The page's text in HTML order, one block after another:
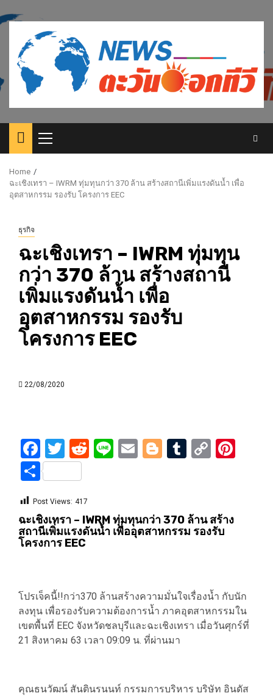
to
content
Primary
Menu
Home
ฉะเชิงเทรา – IWRM ทุ่มทุนกว่า 370 ล้าน สร้างสถานีเพิ่มแรงดันน้ำ เพื่อ
อุตสาหกรรม รองรับ โครงการ EEC
ธุรกิจ
ฉะเชิงเทรา – IWRM ทุ่มทุน
กว่า 370 ล้าน สร้างสถานี
เพิ่มแรงดันน้ำ เพื่อ
อุตสาหกรรม รองรับ
โครงการ EEC
22/08/2020
Facebook
Twitter
Reddit
LineEmailBlogger
Tumblr
Copy
Share
Post Views: 417
ฉะเชิงเทรา – IWRM ทุ่มทุนกว่า 370 ล้าน สร้าง
สถานีเพิ่มแรงดันน้ำ เพื่ออุตสาหกรรม รองรับ
โครงการ EEC
โปรเจ็คนี้!!กว่า370 ล้านสร้างความมั่นใจเรื่องน้ำ กับนัก
ลงทุน เพื่อรองรับความต้องการน้ำ ภาคอุตสาหกรรมใน
เขตพื้นที่ EEC จังหวัดชลบุรีและฉะเชิงเทรา เมื่อวันศุกร์ที่
21 สิงหาคม 63 เวลา 09:09 น. ที่ผ่านมา
คุณธนวัฒน์ สันตินรนนท์ กรรมการบริหาร บริษัท อินดัส